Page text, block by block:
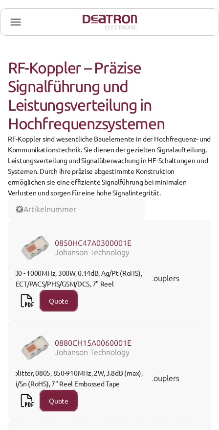
RF-Koppler – Präzise
Signalführung und
Leistungsverteilung in
Hochfrequenzsystemen
RF-Koppler sind wesentliche Bauelemente in der Hochfrequenz- und
Kommunikationstechnik. Sie dienen der gezielten Signalaufteilung,
Leistungsverteilung und Signalüberwachung in HF-Schaltungen und
Systemen. Durch ihre präzise abgestimmte Konstruktion
ermöglichen sie eine effiziente Signalführung bei minimalen
Verlusten und sorgen für eine hohe Signalintegrität.
Artikelnummer
0850HC47A0300001E
Johanson Technology
700 - 1000MHz, 300W, 0.14dB, Ag/Pt (RoHS),
DECT/PACS/PHS/GSM/DCS, 7" Reel
Couplers
Quote
0880CH15A0060001E
Johanson Technology
Splitter, 0805, 850-910MHz, 2W, 3.8dB (max),
Ni/Sn (RoHS), 7" Reel Embossed Tape
Couplers
Quote